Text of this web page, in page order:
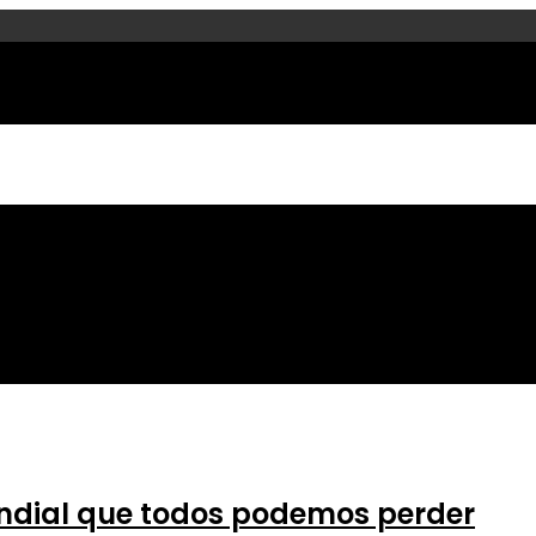
que todos podemos perder